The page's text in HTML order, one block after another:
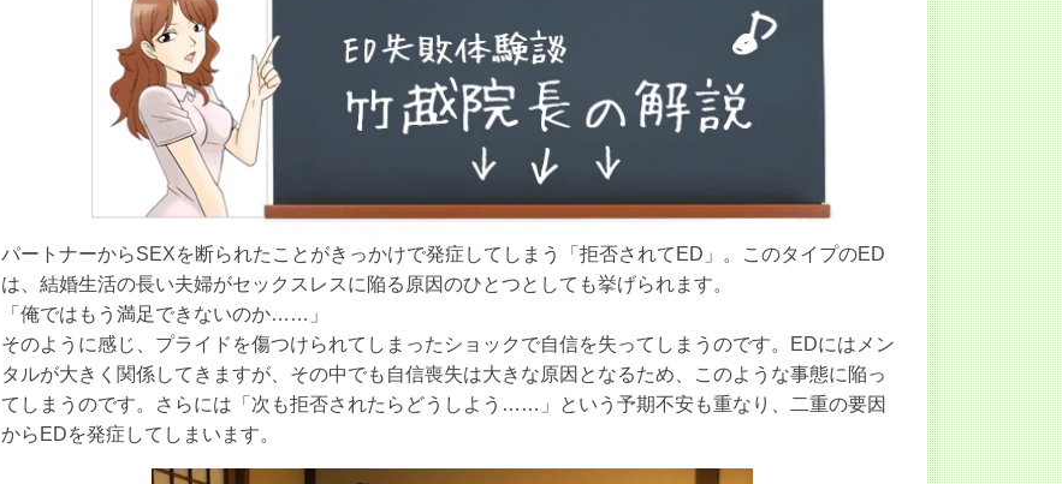
パートナーからSEXを断られたことがきっかけで発症してしまう「拒否されてED」。このタイプのED
は、結婚生活の長い夫婦がセックスレスに陥る原因のひとつとしても挙げられます。
「俺ではもう満足できないのか……」
そのように感じ、プライドを傷つけられてしまったショックで自信を失ってしまうのです。EDにはメン
タルが大きく関係してきますが、その中でも自信喪失は大きな原因となるため、このような事態に陥っ
てしまうのです。さらには「次も拒否されたらどうしよう……」という予期不安も重なり、二重の要因
からEDを発症してしまいます。